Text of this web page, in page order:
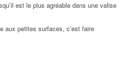
est le plus agréable dans une valise
aux petites surfaces, c’est faire